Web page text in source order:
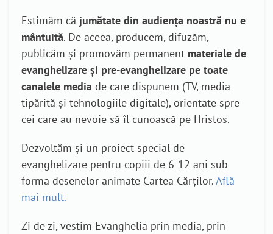
Estimăm că jumătate din audiența noastră nu e
mântuită. De aceea, producem, difuzăm,
publicăm și promovăm permanent materiale de
evanghelizare și pre-evanghelizare pe toate
canalele media de care dispunem (TV, media
tipărită și tehnologiile digitale), orientate spre
cei care au nevoie să îl cunoască pe Hristos.
Dezvoltăm și un proiect special de
evanghelizare pentru copiii de 6-12 ani sub
forma desenelor animate Cartea Cărților.Află
mai mult.
Zi de zi, vestim Evanghelia prin media, prin